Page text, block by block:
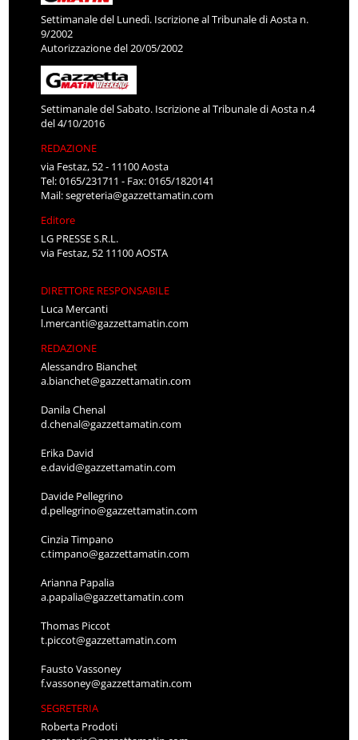
Settimanale del Lunedì. Iscrizione al Tribunale di Aosta n.
9/2002
Autorizzazione del 20/05/2002
Settimanale del Sabato. Iscrizione al Tribunale di Aosta n.4
del 4/10/2016
REDAZIONE
via Festaz, 52 - 11100 Aosta
Tel: 0165/231711 - Fax: 0165/1820141
Mail:segreteria@gazzettamatin.com
Editore
LG PRESSE S.R.L.
via Festaz, 52 11100 AOSTA
DIRETTORE RESPONSABILE
Luca Mercanti
l.mercanti@gazzettamatin.com
REDAZIONE
Alessandro Bianchet
a.bianchet@gazzettamatin.com
Danila Chenal
d.chenal@gazzettamatin.com
Erika David
e.david@gazzettamatin.com
Davide Pellegrino
d.pellegrino@gazzettamatin.com
Cinzia Timpano
c.timpano@gazzettamatin.com
Arianna Papalia
a.papalia@gazzettamatin.com
Thomas Piccot
t.piccot@gazzettamatin.com
Fausto Vassoney
f.vassoney@gazzettamatin.com
SEGRETERIA
Roberta Prodoti